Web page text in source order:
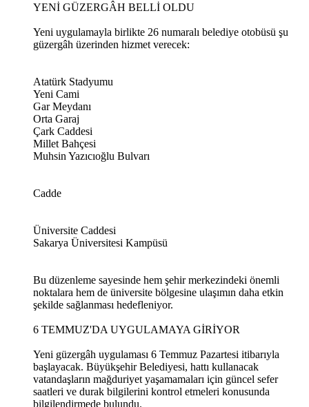
YENİ GÜZERGÂH BELLİ OLDU
Yeni uygulamayla birlikte 26 numaralı belediye otobüsü şu
güzergâh üzerinden hizmet verecek:
Atatürk Stadyumu
Yeni Cami
Gar Meydanı
Orta Garaj
Çark Caddesi
Millet Bahçesi
Muhsin Yazıcıoğlu Bulvarı
Cadde
Üniversite Caddesi
Sakarya Üniversitesi Kampüsü
Bu düzenleme sayesinde hem şehir merkezindeki önemli
noktalara hem de üniversite bölgesine ulaşımın daha etkin
şekilde sağlanması hedefleniyor.
6 TEMMUZ'DA UYGULAMAYA GİRİYOR
Yeni güzergâh uygulaması 6 Temmuz Pazartesi itibarıyla
başlayacak. Büyükşehir Belediyesi, hattı kullanacak
vatandaşların mağduriyet yaşamamaları için güncel sefer
saatleri ve durak bilgilerini kontrol etmeleri konusunda
bilgilendirmede bulundu.